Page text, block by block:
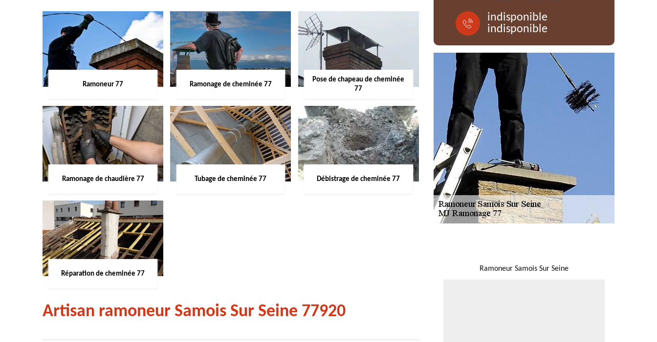
Ramoneur 77 Ramonage de cheminée 77
Pose de chapeau de cheminée
77
Ramonage de chaudière 77 Tubage de cheminée 77 Débistrage de cheminée 77
Réparation de cheminée 77
Artisan ramoneur Samois Sur Seine 77920
indisponible
indisponible
Ramoneur Samois Sur Seine